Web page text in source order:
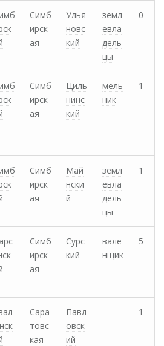
Симб
ирск
ая
Улья
новс
кий
земл
евла
дель
цы
0
Симб
ирск
ая
Циль
нинс
кий
мель
ник
1
Симб
ирск
ая
Май
нски
й
земл
евла
дель
цы
1
Симб
ирск
ая
Сурс
кий
вале
нщик
5
Сара
товс
кая
Павл
овск
ий
1